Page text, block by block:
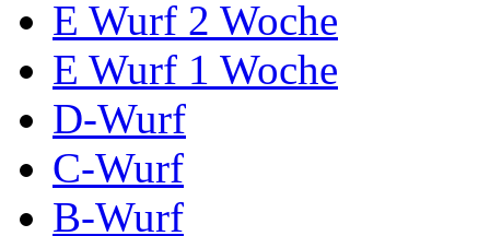
E Wurf 2 Woche
E Wurf 1 Woche
D-Wurf
C-Wurf
B-Wurf